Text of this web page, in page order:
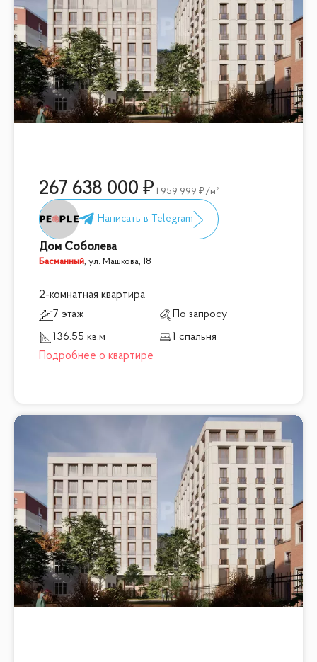
267 638 000 1 959 999 /м²
Дом Соболева
Басманный, ул. Машкова, 18
2-комнатная квартира
7 этаж
По запросу
136.55 кв.м
1 спальня